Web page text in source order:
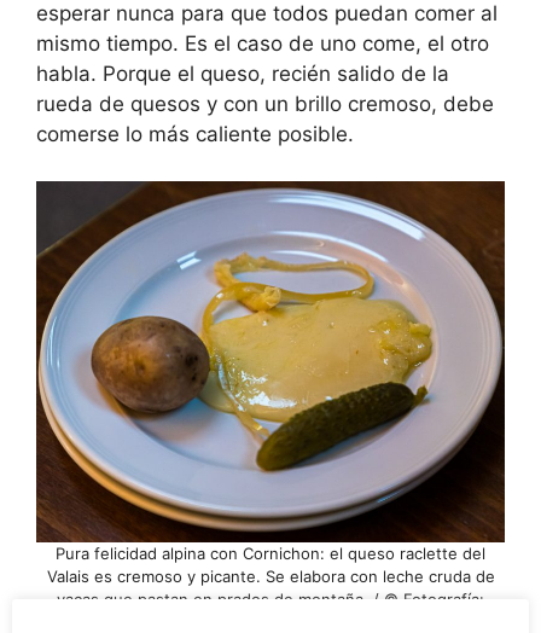
esperar nunca para que todos puedan comer al
mismo tiempo. Es el caso de uno come, el otro
habla. Porque el queso, recién salido de la
rueda de quesos y con un brillo cremoso, debe
comerse lo más caliente posible.
Pura felicidad alpina con Cornichon: el queso raclette del
Valais es cremoso y picante. Se elabora con leche cruda de
vacas que pastan en prados de montaña. / © Fotografía: